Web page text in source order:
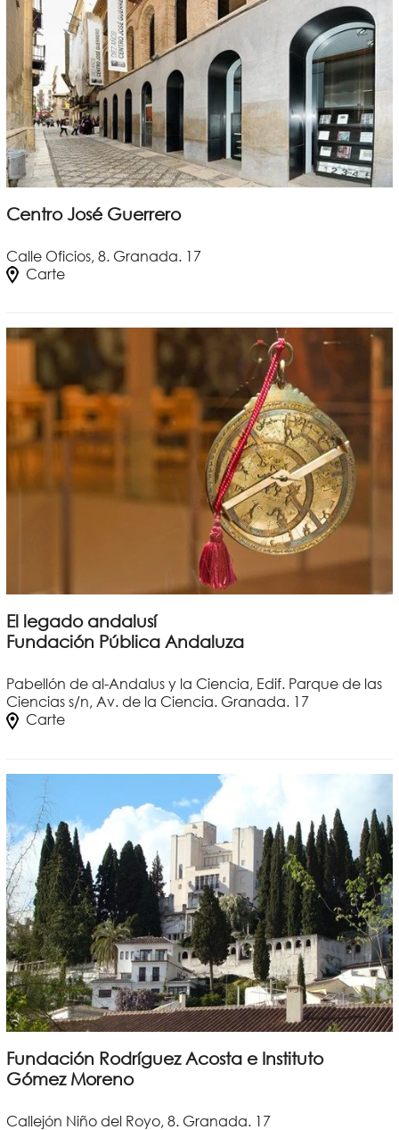
Centro José Guerrero
Calle Oficios, 8. Granada. 17
Carte
El legado andalusí
Fundación Pública Andaluza
Pabellón de al-Andalus y la Ciencia, Edif. Parque de las
Ciencias s/n, Av. de la Ciencia. Granada. 17
Carte
Fundación Rodríguez Acosta e Instituto
Gómez Moreno
Callejón Niño del Royo, 8. Granada. 17